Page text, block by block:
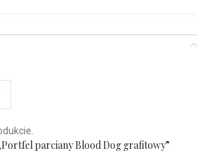
parciany Blood Dog grafitowy”